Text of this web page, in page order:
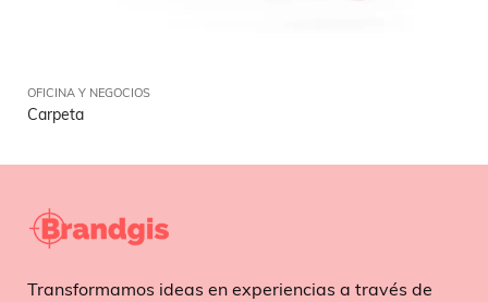
OFICINA Y NEGOCIOS
Carpeta
Transformamos ideas en experiencias a través de